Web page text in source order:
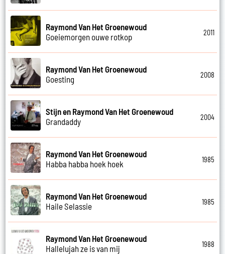
Raymond Van Het Groenewoud
Goeiemorgen ouwe rotkop
2011
Raymond Van Het Groenewoud
Goesting
2008
Stijn en Raymond Van Het Groenewoud
Grandaddy
2004
Raymond Van Het Groenewoud
Habba habba hoek hoek
1985
Raymond Van Het Groenewoud
Haile Selassie
1985
Raymond Van Het Groenewoud
Hallelujah ze is van mij
1988